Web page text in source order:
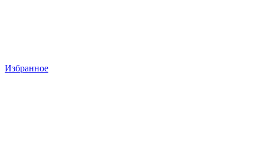
Избранное